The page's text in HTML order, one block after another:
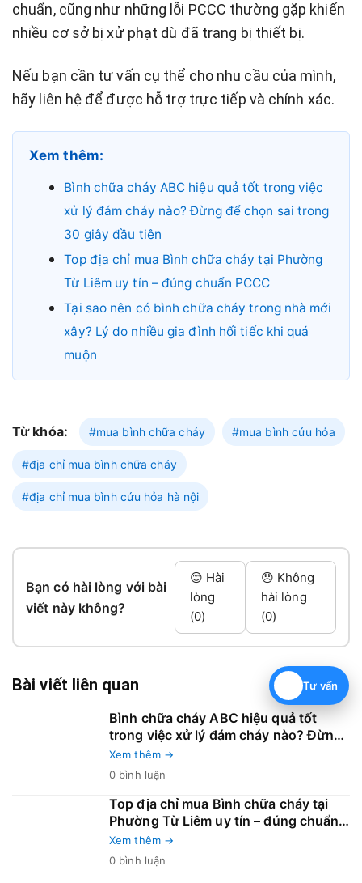
Tư vấn
chuẩn, cũng như những lỗi PCCC thường gặp khiến
nhiều cơ sở bị xử phạt dù đã trang bị thiết bị.
Nếu bạn cần tư vấn cụ thể cho nhu cầu của mình,
hãy liên hệ để được hỗ trợ trực tiếp và chính xác.
Xem thêm:
Bình chữa cháy ABC hiệu quả tốt trong việc
xử lý đám cháy nào? Đừng để chọn sai trong
30 giây đầu tiên
Top địa chỉ mua Bình chữa cháy tại Phường
Từ Liêm uy tín – đúng chuẩn PCCC
Tại sao nên có bình chữa cháy trong nhà mới
xây? Lý do nhiều gia đình hối tiếc khi quá
muộn
Từ khóa: #mua bình chữa cháy #mua bình cứu hỏa
#địa chỉ mua bình chữa cháy
#địa chỉ mua bình cứu hỏa hà nội
Bạn có hài lòng với bài
viết này không?
😊 Hài
lòng
(0)
😞 Không
hài lòng
(0)
Bài viết liên quan
Bình chữa cháy ABC hiệu quả tốt
trong việc xử lý đám cháy nào? Đừng
để chọn sai trong 30 giây đầu tiên
Xem thêm →
0 bình luận
Top địa chỉ mua Bình chữa cháy tại
Phường Từ Liêm uy tín – đúng chuẩn
PCCC
Xem thêm →
0 bình luận